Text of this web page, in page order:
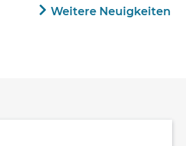
Weitere Neuigkeiten